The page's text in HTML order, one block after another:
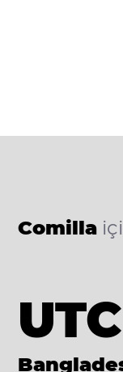
Comilla